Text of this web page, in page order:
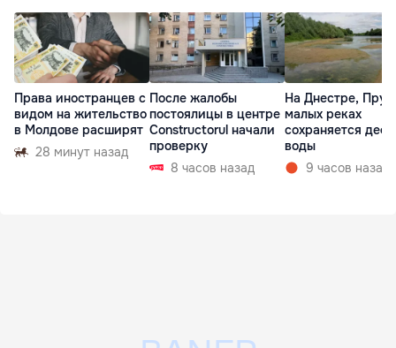
Права иностранцев с
видом на жительство
в Молдове расширят
28 минут назад
После жалобы
постоялицы в центре
Constructorul начали
проверку
8 часов назад
На Днестре,
малых реках
сохраняется
воды
9 часов назад